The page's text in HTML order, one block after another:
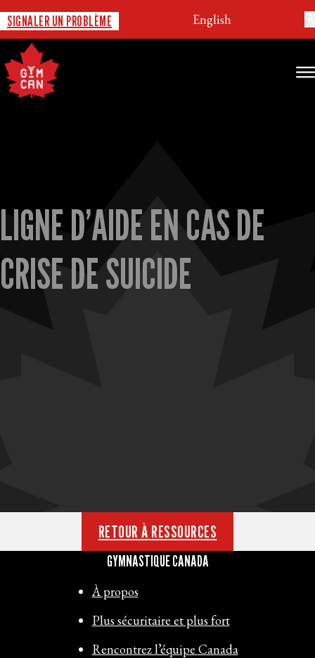
SIGNALER UN PROBLÈME English
LIGNE D’AIDE EN CAS DE
CRISE DE SUICIDE
RETOUR À RESSOURCES
GYMNASTIQUE CANADA
À propos
Plus sécuritaire et plus fort
Rencontrez l’équipe Canada